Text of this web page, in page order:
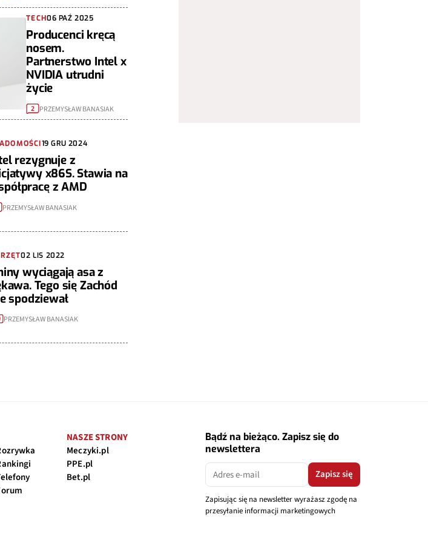
TECH06 PAŹ 2025
Producenci kręcą
nosem.
Partnerstwo Intel x
NVIDIA utrudni
życie
2 PRZEMYSŁAW BANASIAK
19 GRU 2024
rezygnuje z
x86S. Stawia na
z AMD
PRZEMYSŁAW BANASIAK
02 LIS 2022
wyciągają asa z
Tego się Zachód
spodziewał
PRZEMYSŁAW BANASIAK
NASZE STRONY
Meczyki.pl
PPE.pl
Bet.pl
Bądź na bieżąco. Zapisz się do
newslettera
Zapisz się
Zapisując się na newsletter wyrażasz zgodę na
przesyłanie informacji marketingowych